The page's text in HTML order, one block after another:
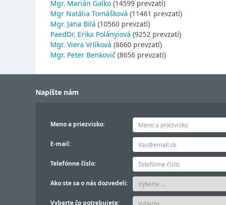
Mgr. Marián Galko (14599 prevzatí)
Mgr Natália Tomášková (11461 prevzatí)
Mgr. Jana Bilá (10560 prevzatí)
PaedDr. Erika Polányiová (9252 prevzatí)
Mgr. Viera Vrlíková (8660 prevzatí)
Mgr. Peter Benkovič (8656 prevzatí)
Napíšte nám
Meno a priezvisko:
E-mail:
Telefónne číslo:
Ako ste sa o nás dozvedeli:
Vyberte čo potrebujete: